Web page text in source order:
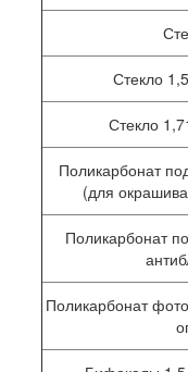
Стекло
Стекло
Поликарбонат
(для
Поликарбонат
Поликарбонат